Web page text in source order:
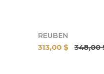
REUBEN
313,00 $ 348,00